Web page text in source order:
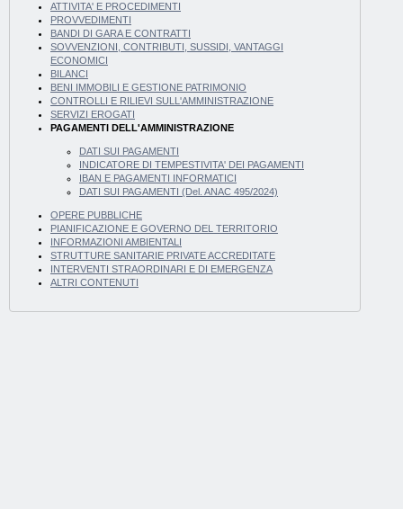
ATTIVITA' E PROCEDIMENTI
PROVVEDIMENTI
BANDI DI GARA E CONTRATTI
SOVVENZIONI, CONTRIBUTI, SUSSIDI, VANTAGGI
ECONOMICI
BILANCI
BENI IMMOBILI E GESTIONE PATRIMONIO
CONTROLLI E RILIEVI SULL'AMMINISTRAZIONE
SERVIZI EROGATI
PAGAMENTI DELL'AMMINISTRAZIONE
DATI SUI PAGAMENTI
INDICATORE DI TEMPESTIVITA' DEI PAGAMENTI
IBAN E PAGAMENTI INFORMATICI
DATI SUI PAGAMENTI (Del. ANAC 495/2024)
OPERE PUBBLICHE
PIANIFICAZIONE E GOVERNO DEL TERRITORIO
INFORMAZIONI AMBIENTALI
STRUTTURE SANITARIE PRIVATE ACCREDITATE
INTERVENTI STRAORDINARI E DI EMERGENZA
ALTRI CONTENUTI